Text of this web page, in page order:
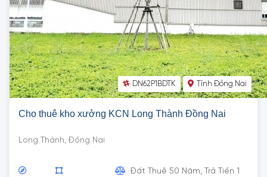
DN62P1BDTK Tỉnh Đồng Nai
Cho thuê kho xưởng KCN Long Thành Đồng Nai
Long Thành, Đồng Nai
Đất Thuê 50 Năm, Trả Tiền 1